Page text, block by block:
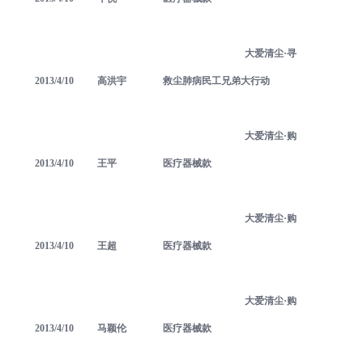
2013/4/10 高洪宇
大爱清尘·寻
救尘肺病民工兄弟大行动
2013/4/10 王平
大爱清尘·购
医疗器械款
2013/4/10 王超
大爱清尘·购
医疗器械款
2013/4/10 马颖伦
大爱清尘·购
医疗器械款